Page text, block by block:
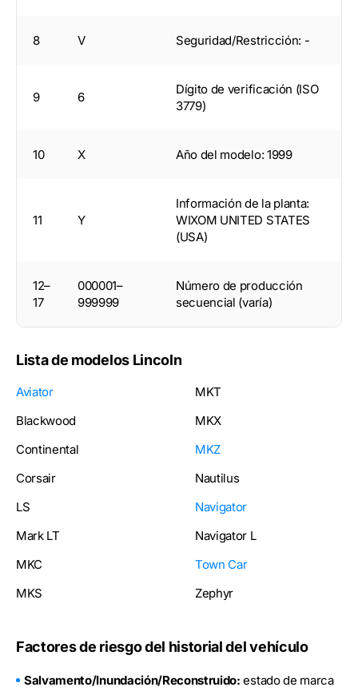
8 V Seguridad/Restricción: -
9 6
Dígito de verificación (ISO
3779)
10 X Año del modelo: 1999
11 Y
Información de la planta:
WIXOM UNITED STATES
(USA)
12–
17
000001–
999999
Número de producción
secuencial (varía)
Lista de modelos Lincoln
Aviator
Blackwood
Continental
Corsair
LS
Mark LT
MKC
MKS
MKT
MKX
MKZ
Nautilus
Navigator
Navigator L
Town Car
Zephyr
Factores de riesgo del historial del vehículo
Salvamento/Inundación/Reconstruido: estado de marca